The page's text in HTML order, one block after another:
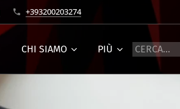
+393200203274
CHI SIAMO PIÙ